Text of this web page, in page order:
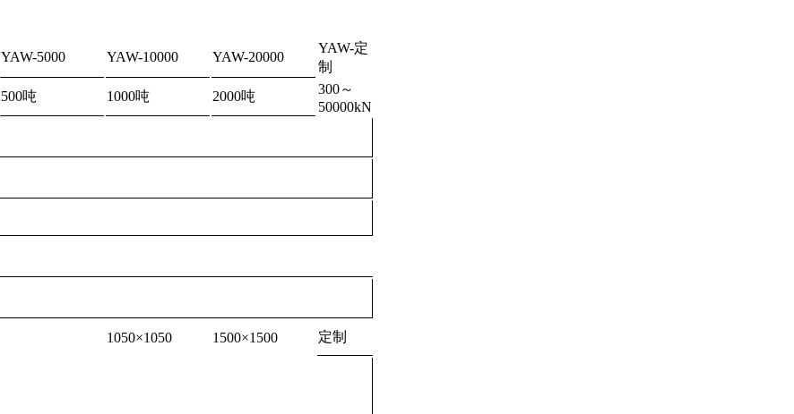
YAW-5000 YAW-10000 YAW-20000
YAW-定
制
500吨 1000吨 2000吨
300～
50000kN
1050×1050 1500×1500
定制